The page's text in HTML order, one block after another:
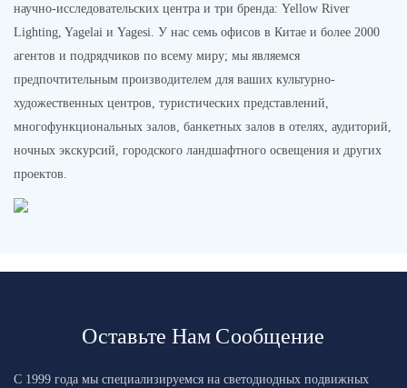
научно-исследовательских центра и три бренда: Yellow River
Lighting, Yagelai и Yagesi. У нас семь офисов в Китае и более 2000
агентов и подрядчиков по всему миру; мы являемся
предпочтительным производителем для ваших культурно-
художественных центров, туристических представлений,
многофункциональных залов, банкетных залов в отелях, аудиторий,
ночных экскурсий, городского ландшафтного освещения и других
проектов.
Оставьте Нам Сообщение
С 1999 года мы специализируемся на светодиодных подвижных